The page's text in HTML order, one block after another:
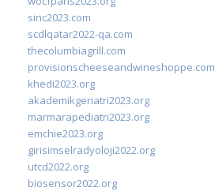
sinc2023.com
scdlqatar2022-qa.com
thecolumbiagrill.com
provisionscheeseandwineshoppe.com
khedi2023.org
akademikgeriatri2023.org
marmarapediatri2023.org
emchie2023.org
girisimselradyoloji2022.org
utcd2022.org
biosensor2022.org